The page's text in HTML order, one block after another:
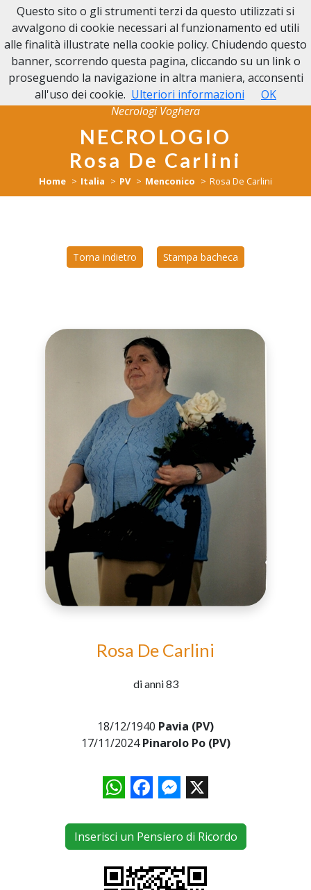
NECROLOGI VOGHERA
Necrologi Voghera
NECROLOGIO
Rosa De Carlini
Home Italia PV Menconico Rosa De Carlini
Torna indietro Stampa bacheca
Rosa De Carlini
di anni 83
18/12/1940 Pavia (PV)
17/11/2024Pinarolo Po (PV)
WhatsAppFacebookMessenger
X
Inserisci un Pensiero di Ricordo
Questo sito o gli strumenti terzi da questo utilizzati si
avvalgono di cookie necessari al funzionamento ed utili
alle finalità illustrate nella cookie policy. Chiudendo questo
banner, scorrendo questa pagina, cliccando su un link o
proseguendo la navigazione in altra maniera, acconsenti
all'uso dei cookie. Ulteriori informazioni OK